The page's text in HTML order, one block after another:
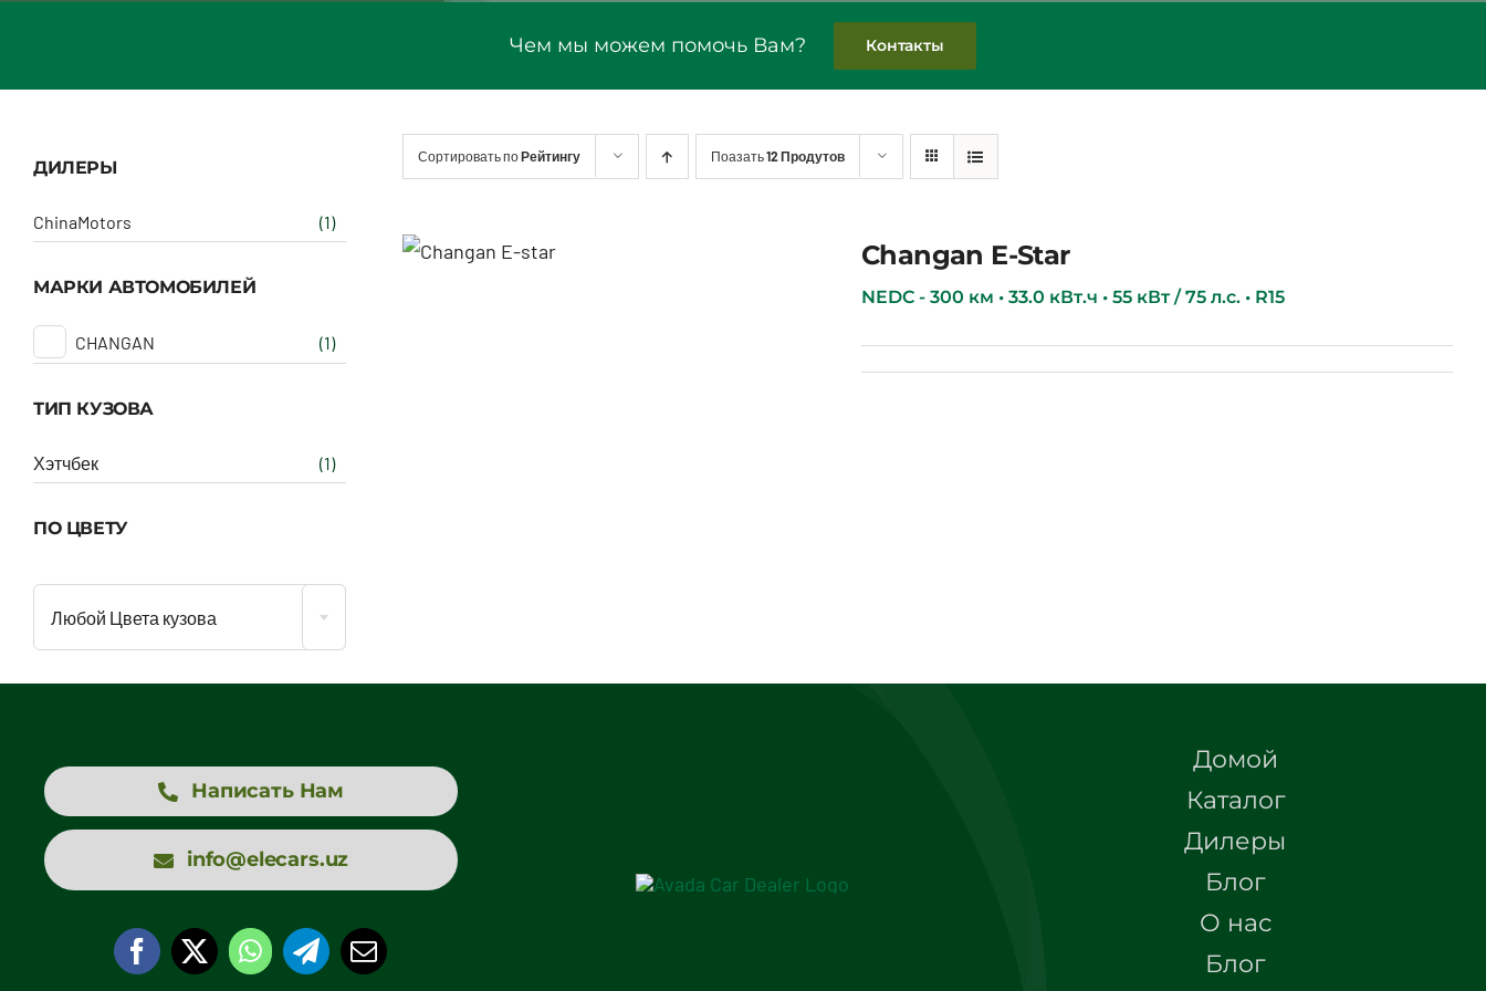
Чем мы можем помочь Вам? Контакты
ДИЛЕРЫ
ChinaMotors (1)
МАРКИ АВТОМОБИЛЕЙ
CHANGAN (1)
ТИП КУЗОВА
Хэтчбек (1)
ПО ЦВЕТУ
Любой Цвета кузова
Сортировать поРейтингу Поазать12 Продутов
Changan E-Star
NEDC - 300 км • 33.0 кВт.ч • 55 кВт / 75 л.с. • R15
Написать Нам
info@elecars.uz
Домой
Каталог
Дилеры
Блог
О нас
Блог